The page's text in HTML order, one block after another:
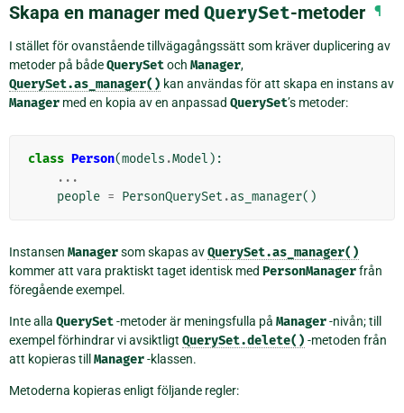
Skapa en manager med QuerySet-metoder ¶
I stället för ovanstående tillvägagångssätt som kräver duplicering av
metoder på bådeQuerySetoch Manager,
QuerySet.as_manager() kan användas för att skapa en instans av
Manager med en kopia av en anpassad QuerySet’s metoder:
class Person(models .Model ):
...
people = PersonQuerySet .as_manager()
Instansen Managersom skapas avQuerySet.as_manager()
kommer att vara praktiskt taget identisk med PersonManagerfrån
föregående exempel.
Inte alla QuerySet-metoder är meningsfulla på Manager-nivån; till
exempel förhindrar vi avsiktligt QuerySet.delete() -metoden från
att kopieras till Manager-klassen.
Metoderna kopieras enligt följande regler: